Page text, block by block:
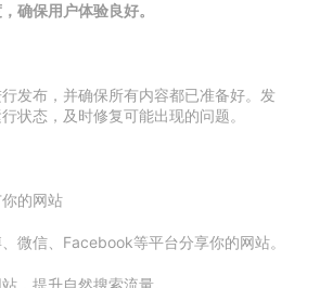
确保用户体验良好。
发布，并确保所有内容都已准备好。发
状态，及时修复可能出现的问题。
的网站
微信、Facebook等平台分享你的网站。
，提升自然搜索流量。